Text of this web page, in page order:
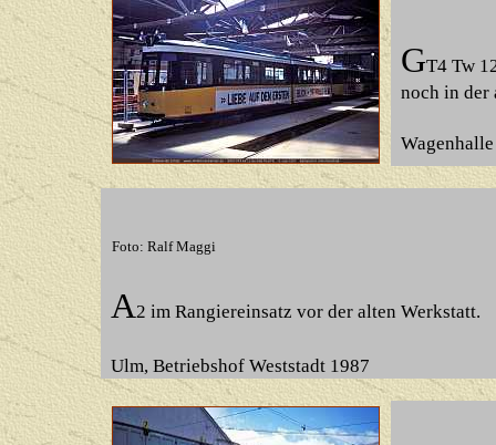
GT4 Tw
noch in der
Foto: Ralf Maggi
A2 im Rangiereinsatz vor der alten Werkstatt.
Ulm, Betriebshof Weststadt 1987